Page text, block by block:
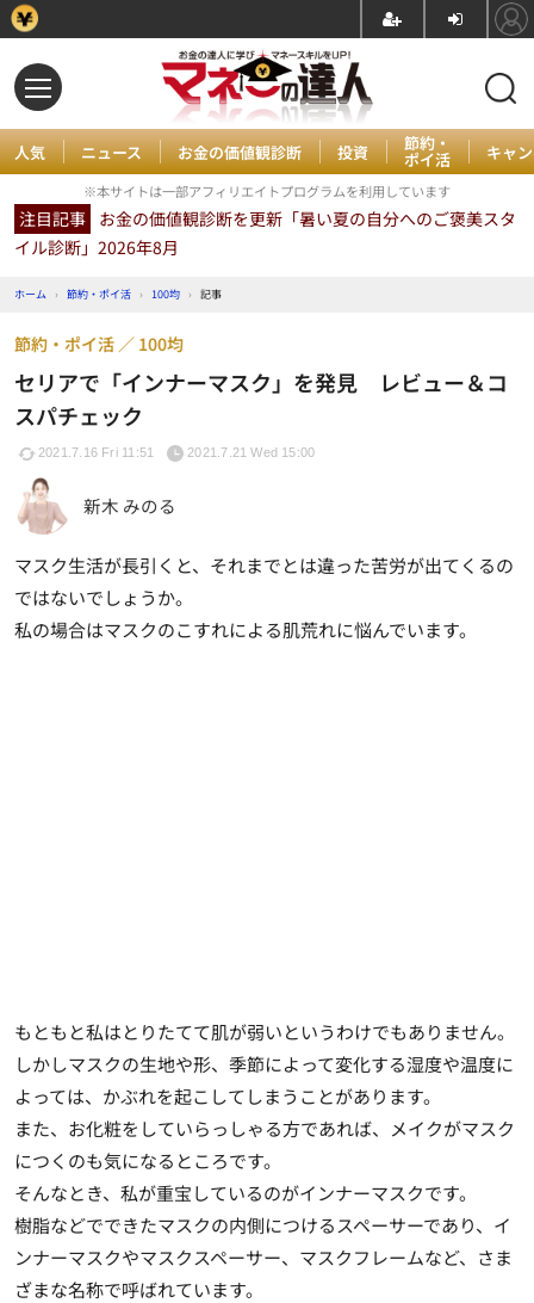
人気 ニュース お金の価値観診断 投資 節約・
ポイ活 キャ
※本サイトは一部アフィリエイトプログラムを利用しています
注目記事 お金の価値観診断を更新「暑い夏の自分へのご褒美スタ
イル診断」2026年8月
ホーム › 節約・ポイ活 › 100均 › 記事
セリアで「インナーマスク」を発見 レビュー＆コ
スパチェック
節約・ポイ活 100均
2021.7.16 Fri 11:51 2021.7.21 Wed 15:00
新木 みのる
マスク生活が長引くと、それまでとは違った苦労が出てくるの
ではないでしょうか。
私の場合はマスクのこすれによる肌荒れに悩んでいます。
もともと私はとりたてて肌が弱いというわけでもありません。
しかしマスクの生地や形、季節によって変化する湿度や温度に
よっては、かぶれを起こしてしまうことがあります。
また、お化粧をしていらっしゃる方であれば、
メイクがマスク
につくのも気になるところです。
そんなとき、私が重宝しているのがインナーマスクです。
樹脂などでできたマスクの内側につけるスペーサーであり、イ
ンナーマスクやマスクスペーサー、マスクフレームなど、さま
ざまな名称で呼ばれています。